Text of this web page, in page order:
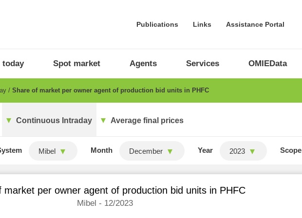
Publications Links Assistance Portal
today Spot market Agents Services OMIEData
Share of market per owner agent of production bid units in PHFC
Continuous Intraday Average final prices
Mibel Month December Year 2023 Scope
market per owner agent of production bid units in PHFC
Mibel - 12/2023